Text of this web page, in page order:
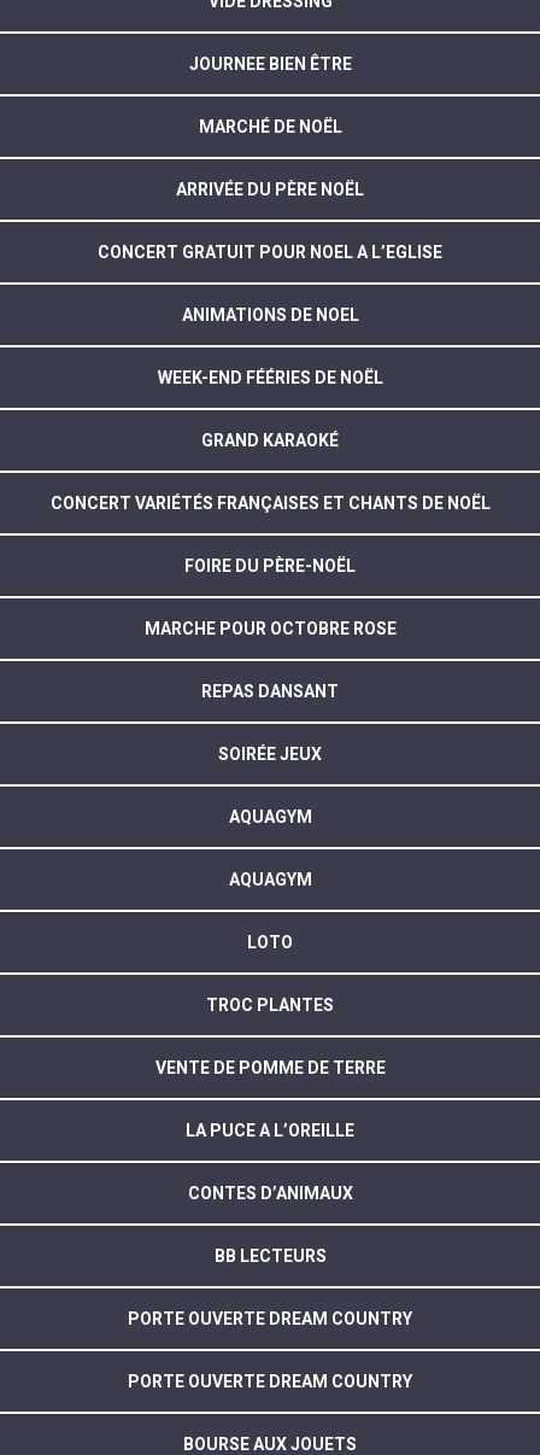
JOURNEE BIEN ÊTRE
MARCHÉ DE NOËL
ARRIVÉE DU PÈRE NOËL
CONCERT GRATUIT POUR NOEL A L’EGLISE
ANIMATIONS DE NOEL
WEEK-END FÉÉRIES DE NOËL
GRAND KARAOKÉ
CONCERT VARIÉTÉS FRANÇAISES ET CHANTS DE NOËL
FOIRE DU PÈRE-NOËL
MARCHE POUR OCTOBRE ROSE
REPAS DANSANT
SOIRÉE JEUX
AQUAGYM
AQUAGYM
LOTO
TROC PLANTES
VENTE DE POMME DE TERRE
LA PUCE A L’OREILLE
CONTES D’ANIMAUX
BB LECTEURS
PORTE OUVERTE DREAM COUNTRY
PORTE OUVERTE DREAM COUNTRY
BOURSE AUX JOUETS